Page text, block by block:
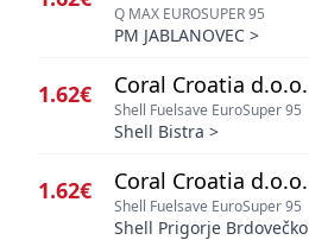
Q MAX EUROSUPER 95
PM JABLANOVEC >
1.62€ Coral Croatia d.o.o.
Shell Fuelsave EuroSuper 95
Shell Bistra >
1.62€ Coral Croatia d.o.o.
Shell Fuelsave EuroSuper 95
Shell Prigorje Brdovečko